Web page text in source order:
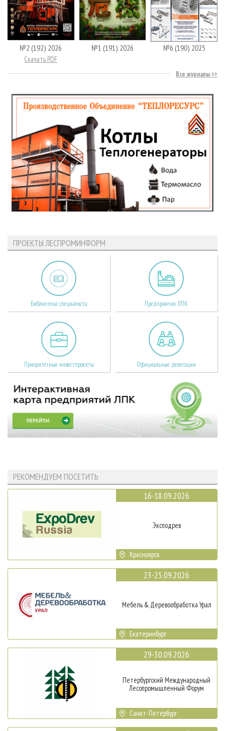
№2 (192) 2026
Скачать PDF
№1 (191) 2026 №6 (190) 2025
Все журналы
ПРОЕКТЫ ЛЕСПРОМИНФОРМ
Библиотека специалиста Предприятия ЛПК
Приоритетные инвестпроекты Официальные делегации
РЕКОМЕНДУЕМ ПОСЕТИТЬ
16-18.09.2026
Эксподрев
Красноярск
23-25.09.2026
Мебель & Деревообработка Урал
Екатеринбург
29-30.09.2026
Петербургский Международный
Лесопромышленный Форум
Санкт-Петербург